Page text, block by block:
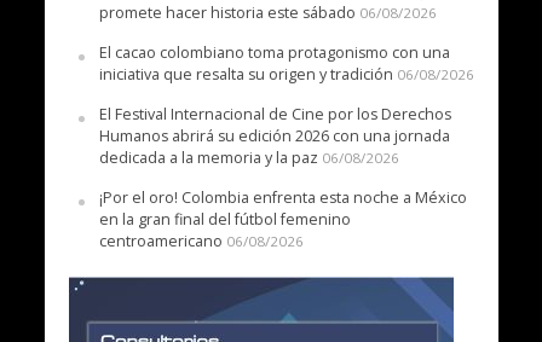
promete hacer historia este sábado 06/08/2026
El cacao colombiano toma protagonismo con una
iniciativa que resalta su origen y tradición 06/08/2026
El Festival Internacional de Cine por los Derechos
Humanos abrirá su edición 2026 con una jornada
dedicada a la memoria y la paz 06/08/2026
¡Por el oro! Colombia enfrenta esta noche a México
en la gran final del fútbol femenino
centroamericano 06/08/2026